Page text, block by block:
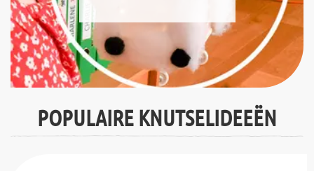
POPULAIRE KNUTSELIDEEËN